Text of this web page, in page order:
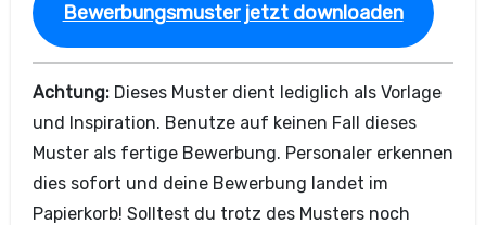
Bewerbungsmuster jetzt downloaden
Achtung:Dieses Muster dient lediglich als Vorlage
und Inspiration. Benutze auf keinen Fall dieses
Muster als fertige Bewerbung. Personaler erkennen
dies sofort und deine Bewerbung landet im
Papierkorb! Solltest du trotz des Musters noch